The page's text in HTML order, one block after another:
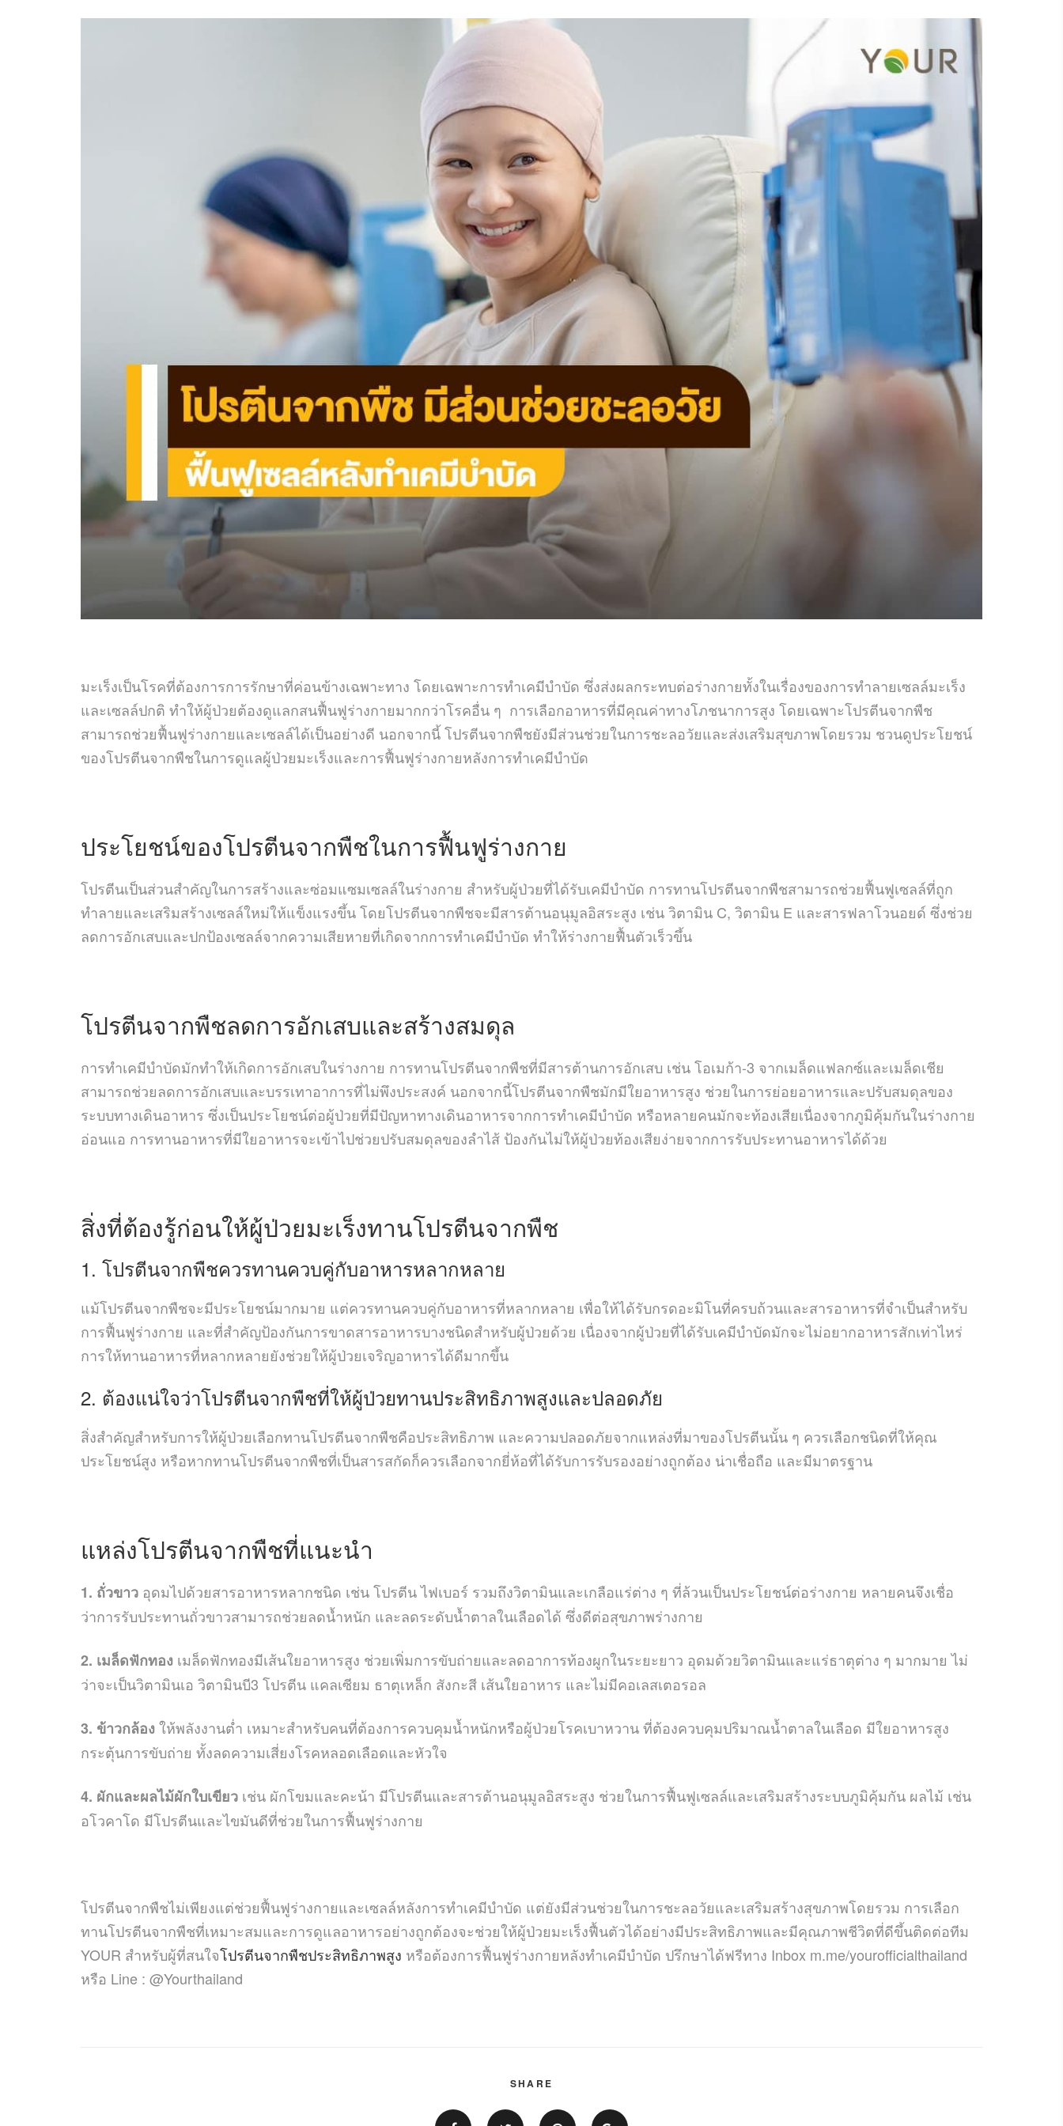
มะเร็งเป็นโรคที่ต้องการการรักษาที่ค่อนข้างเฉพาะทาง โดยเฉพาะการทำเคมีบำบัด ซึ่งส่งผลกระทบต่อร่างกายทั้งในเรื่องของการทำลายเซลล์มะเร็ง
และเซลล์ปกติ ทำให้ผู้ป่วยต้องดูแลกสนฟื้นฟูร่างกายมากกว่าโรคอื่น ๆ การเลือกอาหารที่มีคุณค่าทางโภชนาการสูง โดยเฉพาะโปรตีนจากพืช
สามารถช่วยฟื้นฟูร่างกายและเซลล์ได้เป็นอย่างดี นอกจากนี้ โปรตีนจากพืชยังมีส่วนช่วยในการชะลอวัยและส่งเสริมสุขภาพโดยรวม ชวนดูประโยชน์
ของโปรตีนจากพืชในการดูแลผู้ป่วยมะเร็งและการฟื้นฟูร่างกายหลังการทำเคมีบำบัด
ประโยชน์ของโปรตีนจากพืชในการฟื้นฟูร่างกาย
โปรตีนเป็นส่วนสำคัญในการสร้างและซ่อมแซมเซลล์ในร่างกาย สำหรับผู้ป่วยที่ได้รับเคมีบำบัด การทานโปรตีนจากพืชสามารถช่วยฟื้นฟูเซลล์ที่ถูก
ทำลายและเสริมสร้างเซลล์ใหม่ให้แข็งแรงขึ้น โดยโปรตีนจากพืชจะมีสารต้านอนุมูลอิสระสูง เช่น วิตามิน C, วิตามิน E และสารฟลาโวนอยด์ ซึ่งช่วย
ลดการอักเสบและปกป้องเซลล์จากความเสียหายที่เกิดจากการทำเคมีบำบัด ทำให้ร่างกายฟื้นตัวเร็วขึ้น
โปรตีนจากพืชลดการอักเสบและสร้างสมดุล
การทำเคมีบำบัดมักทำให้เกิดการอักเสบในร่างกาย การทานโปรตีนจากพืชที่มีสารต้านการอักเสบ เช่น โอเมก้า-3 จากเมล็ดแฟลกซ์และเมล็ดเชีย
สามารถช่วยลดการอักเสบและบรรเทาอาการที่ไม่พึงประสงค์ นอกจากนี้โปรตีนจากพืชมักมีใยอาหารสูง ช่วยในการย่อยอาหารและปรับสมดุลของ
ระบบทางเดินอาหาร ซึ่งเป็นประโยชน์ต่อผู้ป่วยที่มีปัญหาทางเดินอาหารจากการทำเคมีบำบัด หรือหลายคนมักจะท้องเสียเนื่องจากภูมิคุ้มกันในร่างกาย
อ่อนแอ การทานอาหารที่มีใยอาหารจะเข้าไปช่วยปรับสมดุลของลำไส้ ป้องกันไม่ให้ผู้ป่วยท้องเสียง่ายจากการรับประทานอาหารได้ด้วย
สิ่งที่ต้องรู้ก่อนให้ผู้ป่วยมะเร็งทานโปรตีนจากพืช
1. โปรตีนจากพืชควรทานควบคู่กับอาหารหลากหลาย
แม้โปรตีนจากพืชจะมีประโยชน์มากมาย แต่ควรทานควบคู่กับอาหารที่หลากหลาย เพื่อให้ได้รับกรดอะมิโนที่ครบถ้วนและสารอาหารที่จำเป็นสำหรับ
การฟื้นฟูร่างกาย และที่สำคัญป้องกันการขาดสารอาหารบางชนิดสำหรับผู้ป่วยด้วย เนื่องจากผู้ป่วยที่ได้รับเคมีบำบัดมักจะไม่อยากอาหารสักเท่าไหร่
การให้ทานอาหารที่หลากหลายยังช่วยให้ผู้ป่วยเจริญอาหารได้ดีมากขึ้น
2. ต้องแน่ใจว่าโปรตีนจากพืชที่ให้ผู้ป่วยทานประสิทธิภาพสูงและปลอดภัย
สิ่งสำคัญสำหรับการให้ผู้ป่วยเลือกทานโปรตีนจากพืชคือประสิทธิภาพ และความปลอดภัยจากแหล่งที่มาของโปรตีนนั้น ๆ ควรเลือกชนิดที่ให้คุณ
ประโยชน์สูง หรือหากทานโปรตีนจากพืชที่เป็นสารสกัดก็ควรเลือกจากยี่ห้อที่ได้รับการรับรองอย่างถูกต้อง น่าเชื่อถือ และมีมาตรฐาน
แหล่งโปรตีนจากพืชที่แนะนำ
1. ถั่วขาว อุดมไปด้วยสารอาหารหลากชนิด เช่น โปรตีน ไฟเบอร์ รวมถึงวิตามินและเกลือแร่ต่าง ๆ ที่ล้วนเป็นประโยชน์ต่อร่างกาย หลายคนจึงเชื่อ
ว่าการรับประทานถั่วขาวสามารถช่วยลดน้ำหนัก และลดระดับน้ำตาลในเลือดได้ ซึ่งดีต่อสุขภาพร่างกาย
2. เมล็ดฟักทอง เมล็ดฟักทองมีเส้นใยอาหารสูง ช่วยเพิ่มการขับถ่ายและลดอาการท้องผูกในระยะยาว อุดมด้วยวิตามินและแร่ธาตุต่าง ๆ มากมาย ไม่
ว่าจะเป็นวิตามินเอ วิตามินบี3 โปรตีน แคลเซียม ธาตุเหล็ก สังกะสี เส้นใยอาหาร และไม่มีคอเลสเตอรอล
3. ข้าวกล้องให้พลังงานต่ำ เหมาะสำหรับคนที่ต้องการควบคุมน้ำหนักหรือผู้ป่วยโรคเบาหวาน ที่ต้องควบคุมปริมาณน้ำตาลในเลือด มีใยอาหารสูง
กระตุ้นการขับถ่าย ทั้งลดความเสี่ยงโรคหลอดเลือดและหัวใจ
4. ผักและผลไม้ผักใบเขียว เช่น ผักโขมและคะน้า มีโปรตีนและสารต้านอนุมูลอิสระสูง ช่วยในการฟื้นฟูเซลล์และเสริมสร้างระบบภูมิคุ้มกัน ผลไม้ เช่น
อโวคาโด มีโปรตีนและไขมันดีที่ช่วยในการฟื้นฟูร่างกาย
โปรตีนจากพืชไม่เพียงแต่ช่วยฟื้นฟูร่างกายและเซลล์หลังการทำเคมีบำบัด แต่ยังมีส่วนช่วยในการชะลอวัยและเสริมสร้างสุขภาพโดยรวม การเลือก
ทานโปรตีนจากพืชที่เหมาะสมและการดูแลอาหารอย่างถูกต้องจะช่วยให้ผู้ป่วยมะเร็งฟื้นตัวได้อย่างมีประสิทธิภาพและมีคุณภาพชีวิตที่ดีขึ้นติดต่อทีม
YOUR สำหรับผู้ที่สนใจโปรตีนจากพืชประสิทธิภาพสูง หรือต้องการฟื้นฟูร่างกายหลังทำเคมีบำบัด ปรึกษาได้ฟรีทาง Inbox m.me/yourofficialthailand
หรือ Line : @Yourthailand
SHARE